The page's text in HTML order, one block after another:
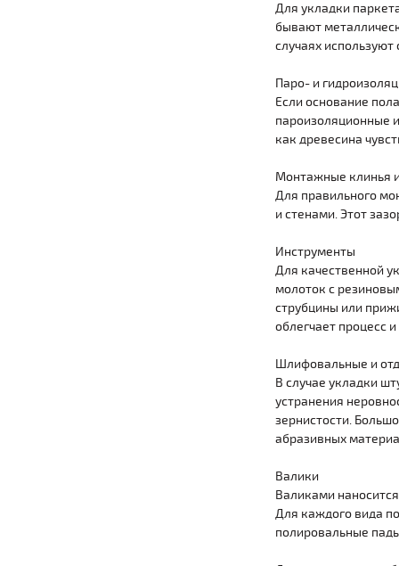
Для укладки
бывают
случаях
Паро- и
Если основание
пароизоляционные
как древесина
Монтажные клинья
Для правильного
и стенами. Этот
Инструменты
Для качественной
молоток с
струбцины или
облегчает процесс
Шлифовальные и
В случае укладки
устранения
зернистости.
абразивных
Валики
Валиками
Для каждого вида
полировальные